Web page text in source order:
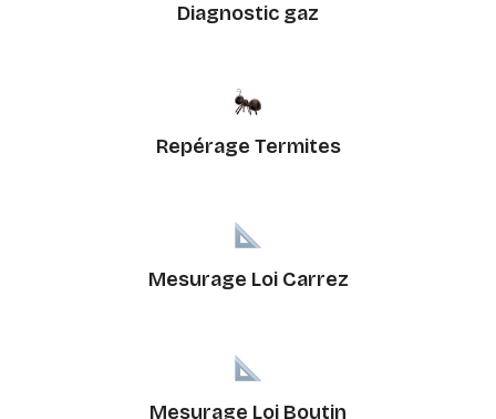
Diagnostic gaz
Repérage Termites
Mesurage Loi Carrez
Mesurage Loi Boutin